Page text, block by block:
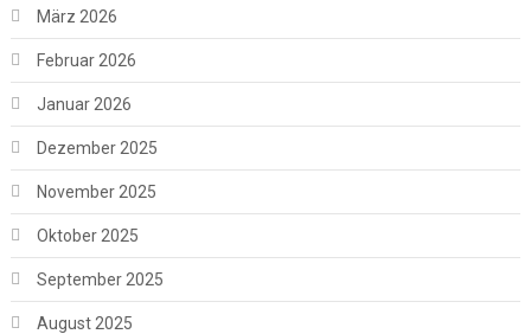
März 2026
Februar 2026
Januar 2026
Dezember 2025
November 2025
Oktober 2025
September 2025
August 2025